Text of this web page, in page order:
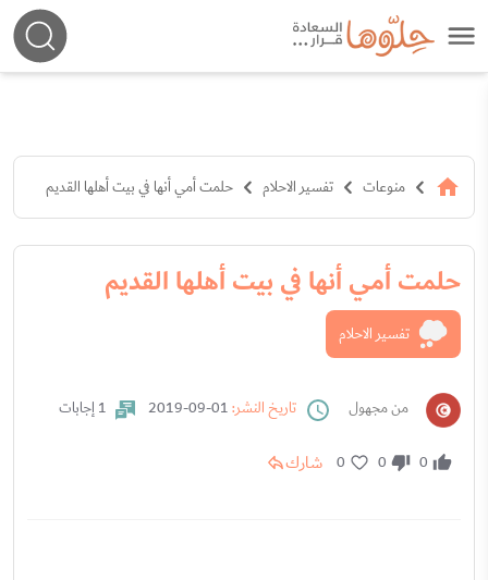
منوعات تفسير الاحلام حلمت أمي أنها في بيت أهلها القديم
حلمت أمي أنها في بيت أهلها القديم
تفسير الاحلام
من مجهول تاريخ النشر: 1 إجابات
0
0
0 شارك